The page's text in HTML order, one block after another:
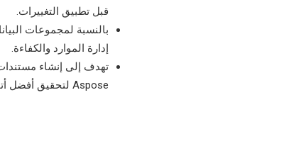
قبل تطبيق التغييرات.
بالنسبة لمجموعات
إدارة الموارد والكفاءة.
Aspose لتحقيق أفضل أتمتة لملفات PDF.